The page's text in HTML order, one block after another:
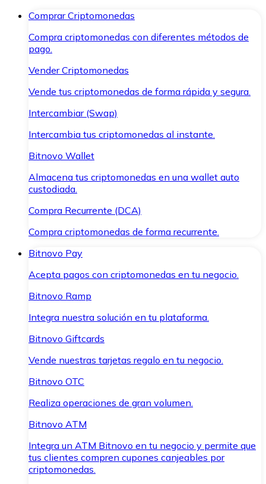
Comprar Criptomonedas
Compra criptomonedas con diferentes métodos de
pago.
Vender Criptomonedas
Vende tus criptomonedas de forma rápida y segura.
Intercambiar (Swap)
Intercambia tus criptomonedas al instante.
Bitnovo Wallet
Almacena tus criptomonedas en una wallet auto
custodiada.
Compra Recurrente (DCA)
Compra criptomonedas de forma recurrente.
Bitnovo Pay
Acepta pagos con criptomonedas en tu negocio.
Bitnovo Ramp
Integra nuestra solución en tu plataforma.
Bitnovo Giftcards
Vende nuestras tarjetas regalo en tu negocio.
Bitnovo OTC
Realiza operaciones de gran volumen.
Bitnovo ATM
Integra un ATM Bitnovo en tu negocio y permite que
tus clientes compren cupones canjeables por
criptomonedas.